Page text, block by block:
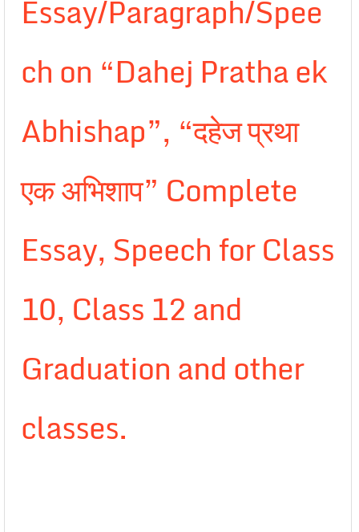
Essay/Paragraph/Spee
ch on “Dahej Pratha ek
Abhishap”, “दहेज प्रथा
एक अभिशाप” Complete
Essay, Speech for Class
10, Class 12 and
Graduation and other
classes.